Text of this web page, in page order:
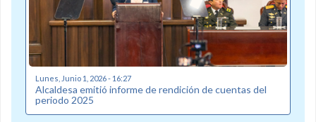
Lunes, Junio 1, 2026 - 16:27
Alcaldesa emitió informe de rendición de cuentas del
periodo 2025